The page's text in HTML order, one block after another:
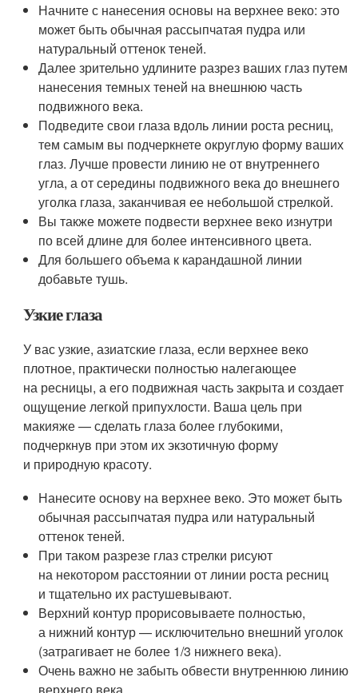
Начните с нанесения основы на верхнее веко: это
может быть обычная рассыпчатая пудра или
натуральный оттенок теней.
Далее зрительно удлините разрез ваших глаз путем
нанесения темных теней на внешнюю часть
подвижного века.
Подведите свои глаза вдоль линии роста ресниц,
тем самым вы подчеркнете округлую форму ваших
глаз. Лучше провести линию не от внутреннего
угла, а от середины подвижного века до внешнего
уголка глаза, заканчивая ее небольшой стрелкой.
Вы также можете подвести верхнее веко изнутри
по всей длине для более интенсивного цвета.
Для большего объема к карандашной линии
добавьте тушь.
Узкие глаза
У вас узкие, азиатские глаза, если верхнее веко
плотное, практически полностью налегающее
на ресницы, а его подвижная часть закрыта и создает
ощущение легкой припухлости. Ваша цель при
макияже — сделать глаза более глубокими,
подчеркнув при этом их экзотичную форму
и природную красоту.
Нанесите основу на верхнее веко. Это может быть
обычная рассыпчатая пудра или натуральный
оттенок теней.
При таком разрезе глаз стрелки рисуют
на некотором расстоянии от линии роста ресниц
и тщательно их растушевывают.
Верхний контур прорисовываете полностью,
а нижний контур — исключительно внешний уголок
(затрагивает не более 1/3 нижнего века).
Очень важно не забыть обвести внутреннюю линию